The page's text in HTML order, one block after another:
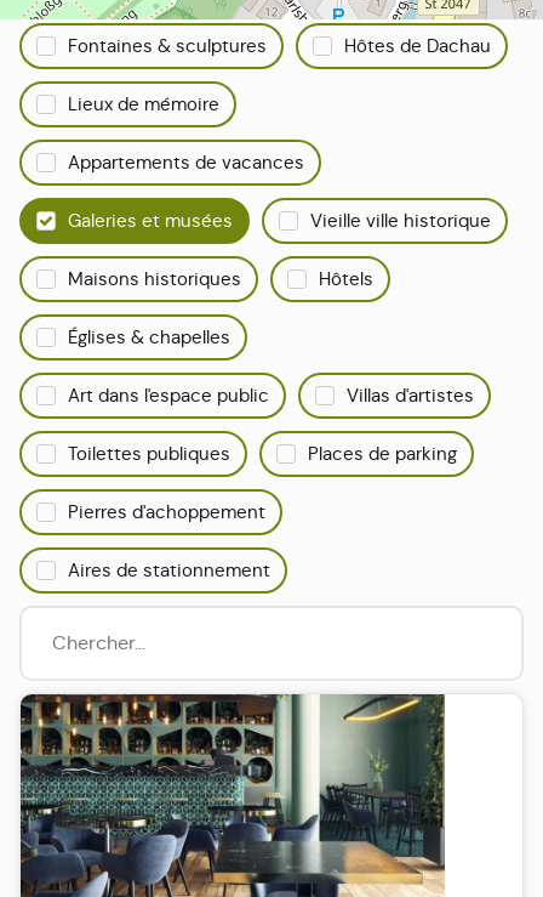
Fontaines & sculptures Hôtes de Dachau
Lieux de mémoire
Appartements de vacances
Galeries et musées Vieille ville historique
Maisons historiques Hôtels
Églises & chapelles
Art dans l'espace public Villas d'artistes
Toilettes publiques Places de parking
Pierres d'achoppement
Aires de stationnement